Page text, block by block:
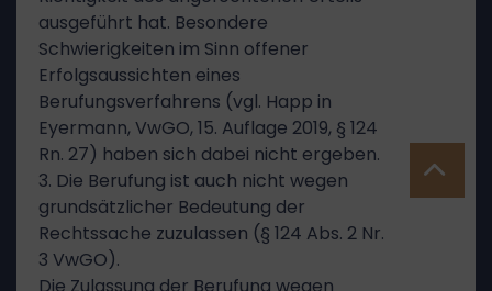
ausgeführt hat. Besondere
Schwierigkeiten im Sinn offener
Erfolgsaussichten eines
Berufungsverfahrens (vgl. Happ in
Eyermann, VwGO, 15. Auflage 2019, § 124
Rn. 27) haben sich dabei nicht ergeben.
3. Die Berufung ist auch nicht wegen
grundsätzlicher Bedeutung der
Rechtssache zuzulassen (§ 124 Abs. 2 Nr.
3 VwGO).